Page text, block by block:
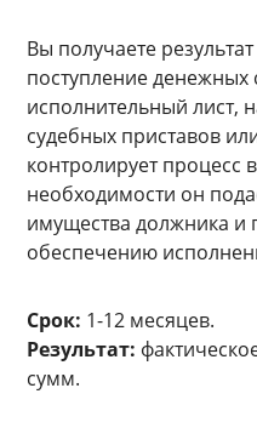
Вы получаете
поступление денежных
исполнительный лист,
судебных приставов
контролирует процесс
необходимости он
имущества должника
обеспечению
Срок: 1-12 месяцев.
Результат:
сумм.